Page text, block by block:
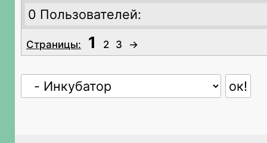
0 Пользователей:
Страницы: 1 2 3 →